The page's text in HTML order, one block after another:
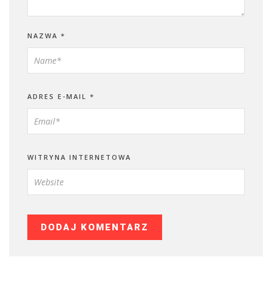
NAZWA *
ADRES E-MAIL *
WITRYNA INTERNETOWA